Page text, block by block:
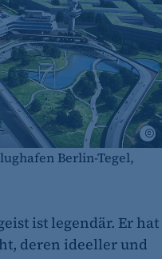
Berlin-Tegel,
ist legendär. Er hat
deren ideeller und